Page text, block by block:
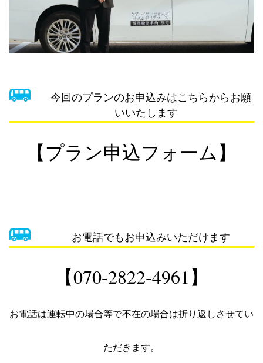
今回のプランのお申込みはこちらからお願
いいたします
【プラン申込フォーム】
お電話でもお申込みいただけます
【070-2822-4961】
お電話は運転中の場合等で不在の場合は折り返しさせてい
ただきます。